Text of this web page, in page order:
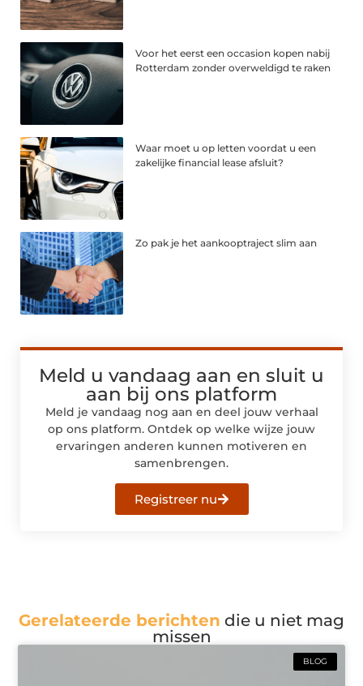
Voor het eerst een occasion kopen nabij
Rotterdam zonder overweldigd te raken
Waar moet u op letten voordat u een
zakelijke financial lease afsluit?
Zo pak je het aankooptraject slim aan
Meld u vandaag aan en sluit u
aan bij ons platform
Meld je vandaag nog aan en deel jouw verhaal
op ons platform. Ontdek op welke wijze jouw
ervaringen anderen kunnen motiveren en
samenbrengen.
Registreer nu
Gerelateerde berichten die u niet mag
missen
BLOG